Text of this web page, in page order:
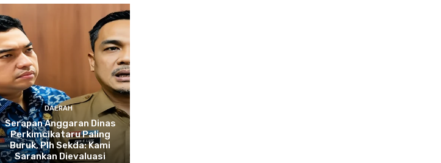
DAERAH
Serapan Anggaran Dinas
Perkimcikataru Paling
Buruk, Plh Sekda: Kami
Sarankan Dievaluasi